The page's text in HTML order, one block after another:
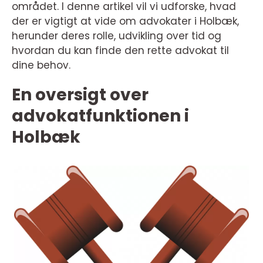
området. I denne artikel vil vi udforske, hvad
der er vigtigt at vide om advokater i Holbæk,
herunder deres rolle, udvikling over tid og
hvordan du kan finde den rette advokat til
dine behov.
En oversigt over
advokatfunktionen i
Holbæk